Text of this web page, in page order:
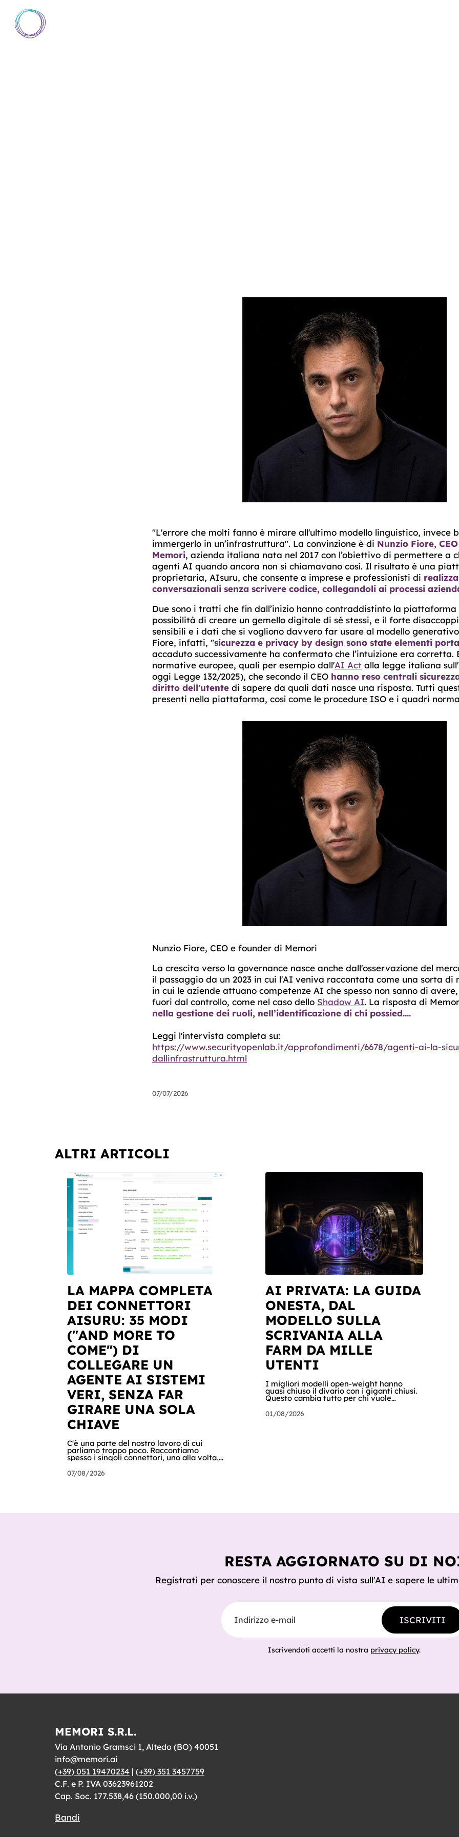
"L'errore che molti fanno è mirare all'ultimo modello linguistico, invece
immergerlo in un’infrastruttura". La convinzione è di Nunzio Fiore,
Memori, azienda italiana nata nel 2017 con l’obiettivo di permettere a
agenti AI quando ancora non si chiamavano così. Il risultato è una
proprietaria, AIsuru, che consente a imprese e professionisti di
conversazionali senza scrivere codice, collegandoli ai processi
Due sono i tratti che fin dall’inizio hanno contraddistinto la piattaforma
possibilità di creare un gemello digitale di sé stessi, e il forte
sensibili e i dati che si vogliono davvero far usare al modello
Fiore, infatti, "sicurezza e privacy by design sono state elementi
accaduto successivamente ha confermato che l’intuizione era corretta.
normative europee, quali per esempio dall'AI Act alla legge italiana
oggi Legge 132/2025), che secondo il CEO hanno reso centrali
diritto dell'utente di sapere da quali dati nasce una risposta. Tutti
presenti nella piattaforma, così come le procedure ISO e i quadri
Nunzio Fiore, CEO e founder di Memori
La crescita verso la governance nasce anche dall'osservazione del
il passaggio da un 2023 in cui l'AI veniva raccontata come una sorta di
in cui le aziende attuano competenze AI che spesso non sanno di
fuori dal controllo, come nel caso dello Shadow AI. La risposta di
nella gestione dei ruoli, nell’identificazione di chi possied....
Leggi l'intervista completa su:
https://www.securityopenlab.it/approfondimenti/6678/agenti-ai-la-
dallinfrastruttura.html
07/07/2026
ALTRI ARTICOLI
LA MAPPA COMPLETA
DEI CONNETTORI
AISURU: 35 MODI
("AND MORE TO
COME") DI
COLLEGARE UN
AGENTE AI SISTEMI
VERI, SENZA FAR
GIRARE UNA SOLA
CHIAVE
C'è una parte del nostro lavoro di cui
parliamo troppo poco. Raccontiamo
spesso i singoli connettori, uno alla volta,
quando nascono. Ma il valore vero non sta
nel singolo pezzo: sta nel catalogo intero e
in quello che succede quando i pezzi
letto una casella condivisa, ha recuperato
07/08/2026
AI PRIVATA: LA GUIDA
ONESTA, DAL
MODELLO SULLA
SCRIVANIA ALLA
FARM DA MILLE
UTENTI
I migliori modelli open-weight hanno
quasi chiuso il divario con i giganti chiusi.
Questo cambia tutto per chi vuole
un'intelligenza artificiale che pensi dentro
il proprio perimetro: sanità, finanza, PA,
manifattura, chiunque abbia dati che non
01/08/2026
RESTA AGGIORNATO SU DI
Registrati per conoscere il nostro punto di vista sull'AI e sapere le
Indirizzo e-mail
ISCRIVITI
Iscrivendoti accetti la nostra privacy policy.
MEMORI S.R.L.
Via Antonio Gramsci 1, Altedo (BO) 40051
info@memori.ai
(+39) 051 19470234 | (+39) 351 3457759
C.F. e P. IVA 03623961202
Cap. Soc. 177.538,46 (150.000,00 i.v.)
Bandi